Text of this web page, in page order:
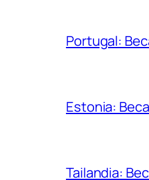
Portugal:
Estonia:
Tailandia: